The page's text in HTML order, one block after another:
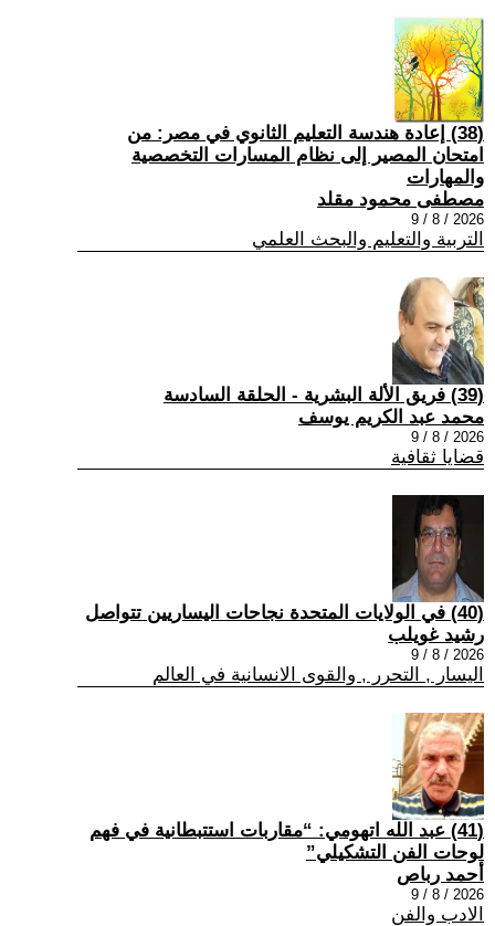
(38) إعادة هندسة التعليم الثانوي في مصر: من
امتحان المصير إلى نظام المسارات التخصصية
والمهارات
مصطفى محمود مقلد
2026 / 8 / 9
التربية والتعليم والبحث العلمي
(39) فريق الألة البشرية - الحلقة السادسة
محمد عبد الكريم يوسف
2026 / 8 / 9
قضايا ثقافية
(40) في الولايات المتحدة نجاحات اليساريين تتواصل
رشيد غويلب
2026 / 8 / 9
اليسار , التحرر , والقوى الانسانية في العالم
(41) عبد الله اتهومي: “مقاربات استتبطانية في فهم
لوحات الفن التشكيلي”
أحمد رباص
2026 / 8 / 9
الادب والفن